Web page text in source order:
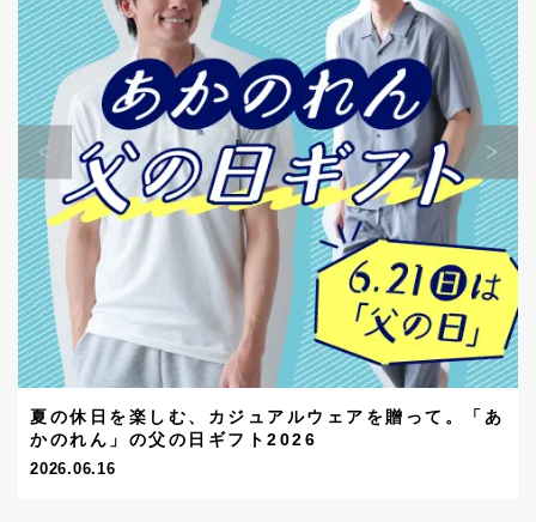
夏の休日を楽しむ、カジュアルウェアを贈って。「あ
かのれん」の父の日ギフト2026
2026.06.16